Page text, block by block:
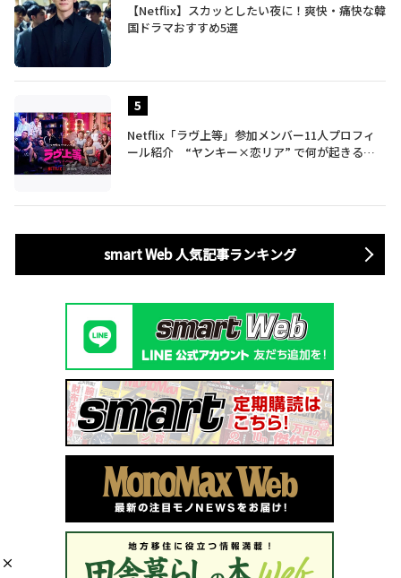
【Netflix】スカッとしたい夜に！爽快・痛快な韓
国ドラマおすすめ5選
Netflix「ラヴ上等」参加メンバー11人プロフィ
ール紹介 “ヤンキー×恋リア” で何が起きる？
smart Web 人気記事ランキング